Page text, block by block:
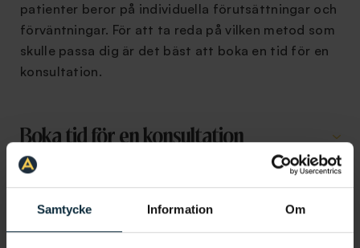
Samtycke Information Om
patienter beror på individuella förutsättningar och
förväntningar. För att ta reda på vilken metod som
skulle passa dig är det bäst att boka en tid för en
konsultation.
Boka tid för en konsultation